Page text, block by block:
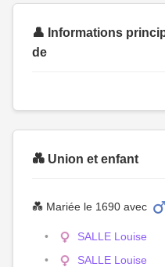
👤 Informations
de
💑 Union et enfant
💑 Mariée le 1690 avec
SALLE Louise
SALLE Louise